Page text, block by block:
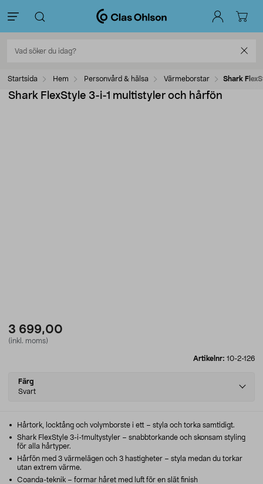
Startsida Hem Personvård & hälsa Värmeborstar Shark
Shark FlexStyle 3-i-1 multistyler och hårfön
3 699,00
(inkl. moms)
Artikelnr: 10-2-126
Select
variant
Färg
Svart
Hårtork, locktång och volymborste i ett – styla och torka samtidigt.
Shark FlexStyle 3-i-1multystyler – snabbtorkande och skonsam styling
för alla hårtyper.
Hårfön med 3 värmelägen och 3 hastigheter – styla medan du torkar
utan extrem värme.
Coanda-teknik – formar håret med luft för en slät finish